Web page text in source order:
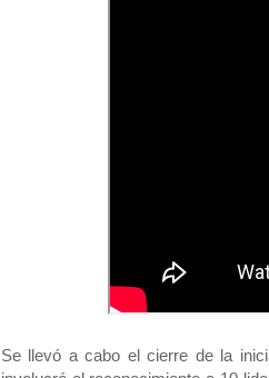
Se llevó a cabo el cierre de la